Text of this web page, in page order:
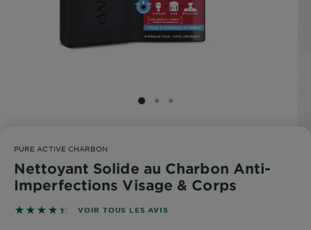
COLORATION
NOS
ENGAGEMENTS
SLIDE 1
SLIDE 2
SLIDE 3
PURE ACTIVE CHARBON
Nettoyant Solide au Charbon Anti-
Imperfections Visage & Corps
4.4526 sur 5 étoiles basé sur les avis
VOIR TOUS LES AVIS